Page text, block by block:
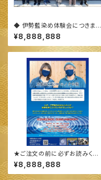
◆ 伊勢藍染め体験会につきまし
て(概要)◆
¥8,888,888
★ご注文の前に必ずお読みくだ
さい★
¥8,888,888